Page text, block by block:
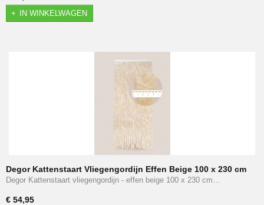
IN WINKELWAGEN
Degor Kattenstaart Vliegengordijn Effen Beige 100 x 230 cm
Degor Kattenstaart vliegengordijn - effen beige 100 x 230 cm…
€ 54,95